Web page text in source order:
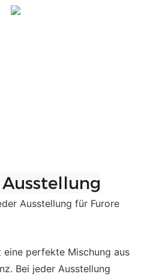
Ausstellung
Ausstellung für Furore
eine perfekte Mischung aus
Bei jeder Ausstellung